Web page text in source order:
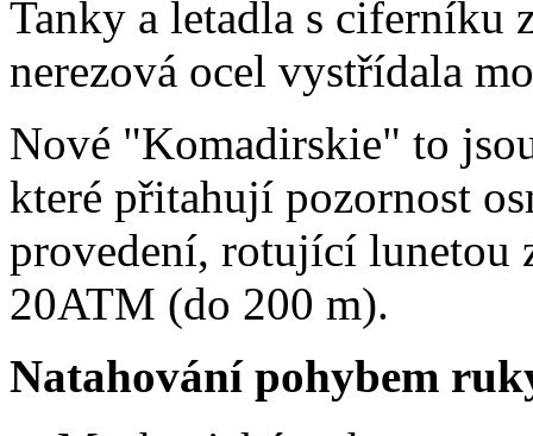
Tanky a letadla s ciferníku
nerezová ocel vystřídala
Nové "Komadirskie" to
které přitahují pozornost
provedení, rotující lunetou
20ATM (do 200 m).
Natahování pohybem